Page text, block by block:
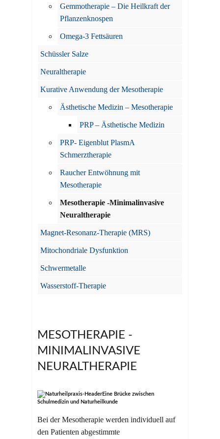
Gemmotherapie – Die Heilkraft der
Pflanzenknospen
Omega-3 Fettsäuren
Schüssler Salze
Neuraltherapie
Kurative Anwendung der Mesotherapie
Ästhetische Medizin – Mesotherapie
PRP – Ästhetische Medizin
PRP- Eigenblut PlasmA
Schmerztherapie
Raucher Entwöhnung mit
Mesotherapie
Mesotherapie -Minimalinvasive
Neuraltherapie
Magnet-Resonanz-Therapie (MRS)
Mitochondriale Dysfunktion
Schwermetalle
Wasserstoff-Therapie
MESOTHERAPIE -
MINIMALINVASIVE
NEURALTHERAPIE
Eine Brücke zwischen
Schulmedizin und Naturheilkunde
Bei der Mesotherapie werden individuell auf
den Patienten abgestimmte